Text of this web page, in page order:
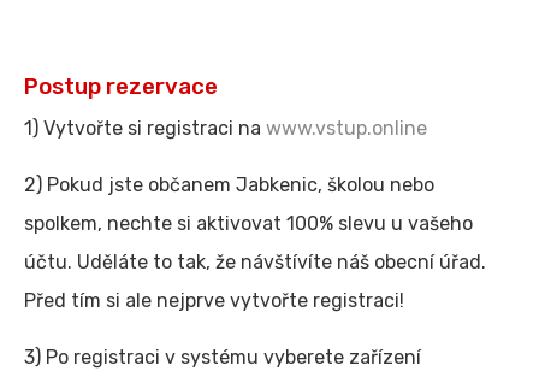
Postup rezervace
1) Vytvořte si registraci na www.vstup.online
2) Pokud jste občanem Jabkenic, školou nebo
spolkem, nechte si aktivovat 100% slevu u vašeho
účtu. Uděláte to tak, že návštívíte náš obecní úřad.
Před tím si ale nejprve vytvořte registraci!
3) Po registraci v systému vyberete zařízení